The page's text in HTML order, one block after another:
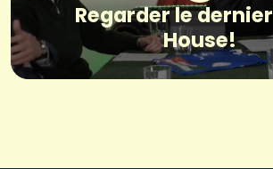
Regarder le
House!